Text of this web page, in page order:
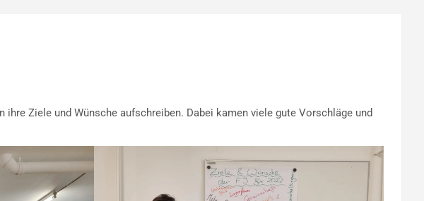
Ziele und Wünsche aufschreiben. Dabei kamen viele gute Vorschläge und